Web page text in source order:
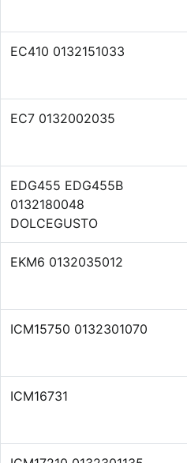
EC410 0132151033
EC7 0132002035
EDG455 EDG455B
0132180048
DOLCEGUSTO
EKM6 0132035012
ICM15750 0132301070
ICM16731